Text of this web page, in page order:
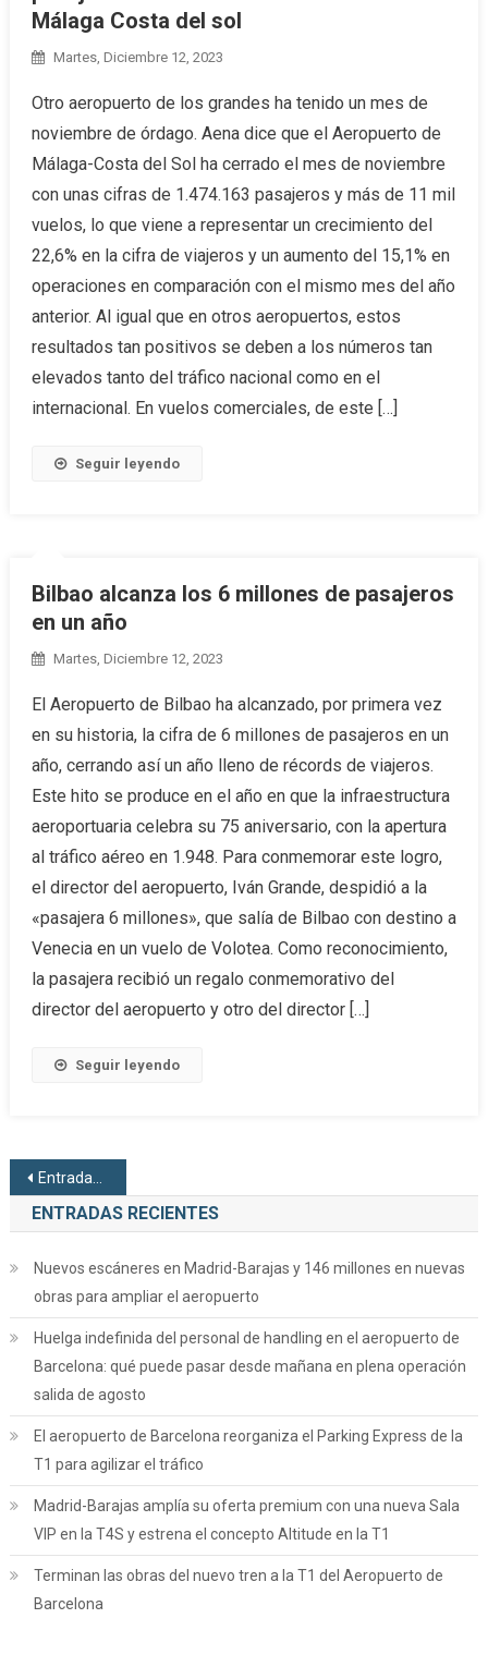
Málaga Costa del sol
Martes, Diciembre 12, 2023
Otro aeropuerto de los grandes ha tenido un mes de
noviembre de órdago. Aena dice que el Aeropuerto de
Málaga-Costa del Sol ha cerrado el mes de noviembre
con unas cifras de 1.474.163 pasajeros y más de 11 mil
vuelos, lo que viene a representar un crecimiento del
22,6% en la cifra de viajeros y un aumento del 15,1% en
operaciones en comparación con el mismo mes del año
anterior. Al igual que en otros aeropuertos, estos
resultados tan positivos se deben a los números tan
elevados tanto del tráfico nacional como en el
internacional. En vuelos comerciales, de este […]
Seguir leyendo
Bilbao alcanza los 6 millones de pasajeros
en un año
Martes, Diciembre 12, 2023
El Aeropuerto de Bilbao ha alcanzado, por primera vez
en su historia, la cifra de 6 millones de pasajeros en un
año, cerrando así un año lleno de récords de viajeros.
Este hito se produce en el año en que la infraestructura
aeroportuaria celebra su 75 aniversario, con la apertura
al tráfico aéreo en 1.948. Para conmemorar este logro,
el director del aeropuerto, Iván Grande, despidió a la
«pasajera 6 millones», que salía de Bilbao con destino a
Venecia en un vuelo de Volotea. Como reconocimiento,
la pasajera recibió un regalo conmemorativo del
director del aeropuerto y otro del director […]
Seguir leyendo
Navegación de entradas
Entradas anteriores
ENTRADAS RECIENTES
Nuevos escáneres en Madrid-Barajas y 146 millones en nuevas
obras para ampliar el aeropuerto
Huelga indefinida del personal de handling en el aeropuerto de
Barcelona: qué puede pasar desde mañana en plena operación
salida de agosto
El aeropuerto de Barcelona reorganiza el Parking Express de la
T1 para agilizar el tráfico
Madrid-Barajas amplía su oferta premium con una nueva Sala
VIP en la T4S y estrena el concepto Altitude en la T1
Terminan las obras del nuevo tren a la T1 del Aeropuerto de
Barcelona